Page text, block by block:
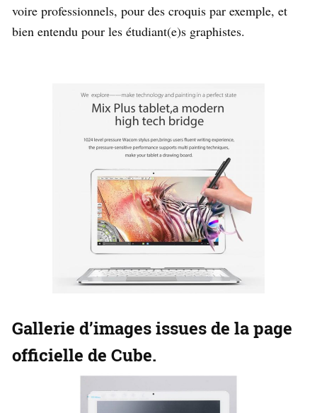
voire professionnels, pour des croquis par exemple, et
bien entendu pour les étudiant(e)s graphistes.
Gallerie d’images issues de la page
officielle de Cube.